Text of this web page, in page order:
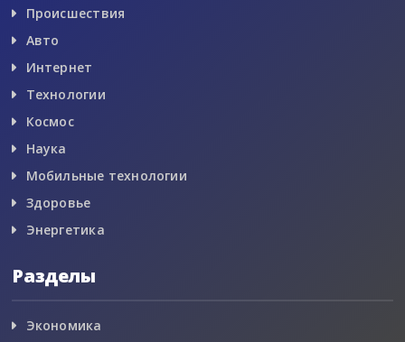
Происшествия
Авто
Интернет
Технологии
Космос
Наука
Мобильные технологии
Здоровье
Энергетика
Разделы
Экономика